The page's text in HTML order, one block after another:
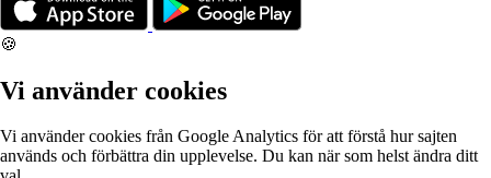
🍪
Vi använder cookies
Vi använder cookies från Google Analytics för att förstå hur sajten
används och förbättra din upplevelse. Du kan när som helst ändra ditt